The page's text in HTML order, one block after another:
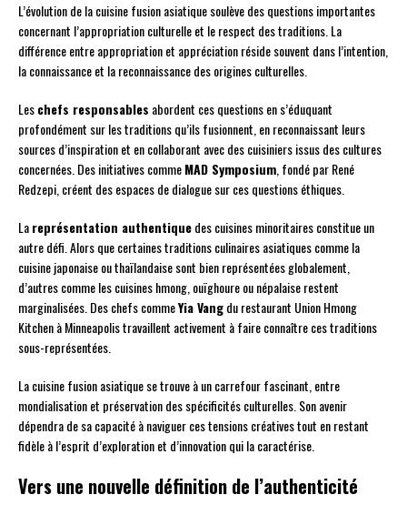
L’évolution de la cuisine fusion asiatique soulève des questions importantes
concernant l’appropriation culturelle et le respect des traditions. La
différence entre appropriation et appréciation réside souvent dans l’intention,
la connaissance et la reconnaissance des origines culturelles.
Leschefs responsables abordent ces questions en s’éduquant
profondément sur les traditions qu’ils fusionnent, en reconnaissant leurs
sources d’inspiration et en collaborant avec des cuisiniers issus des cultures
concernées. Des initiatives commeMAD Symposium, fondé par René
Redzepi, créent des espaces de dialogue sur ces questions éthiques.
Lareprésentation authentiquedes cuisines minoritaires constitue un
autre défi. Alors que certaines traditions culinaires asiatiques comme la
cuisine japonaise ou thaïlandaise sont bien représentées globalement,
d’autres comme les cuisines hmong, ouïghoure ou népalaise restent
marginalisées. Des chefs commeYia Vangdu restaurant Union Hmong
Kitchen à Minneapolis travaillent activement à faire connaître ces traditions
sous-représentées.
La cuisine fusion asiatique se trouve à un carrefour fascinant, entre
mondialisation et préservation des spécificités culturelles. Son avenir
dépendra de sa capacité à naviguer ces tensions créatives tout en restant
fidèle à l’esprit d’exploration et d’innovation qui la caractérise.
Vers une nouvelle définition de l’authenticité